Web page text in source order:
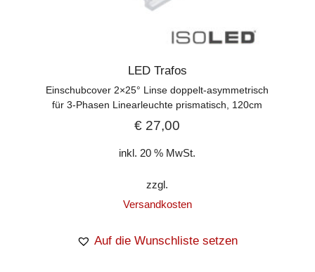
LED Trafos
Einschubcover 2×25° Linse doppelt-asymmetrisch
für 3-Phasen Linearleuchte prismatisch, 120cm
€ 27,00
inkl. 20 % MwSt.
zzgl.
Versandkosten
Auf die Wunschliste setzen